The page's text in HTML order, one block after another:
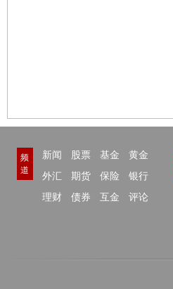
频
道
新闻 股票 基金
黄金
外汇
期货 保险
银行
理财
债券 互金 评论